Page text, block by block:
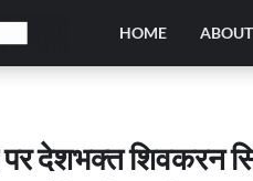
HOME
पर देशभक्त शिवकरन